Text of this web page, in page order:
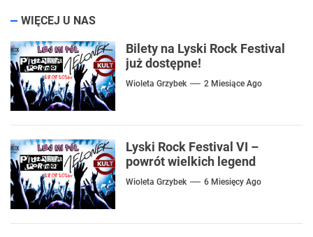
WIĘCEJ U NAS
Bilety na Lyski Rock Festival
już dostępne!
Wioleta Grzybek 2 Miesiące Ago
Lyski Rock Festival VI –
powrót wielkich legend
Wioleta Grzybek 6 Miesięcy Ago